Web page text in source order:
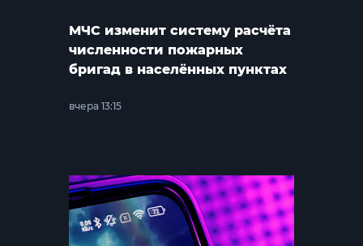
МЧС изменит систему расчёта
численности пожарных
бригад в населённых пунктах
вчера 13:15